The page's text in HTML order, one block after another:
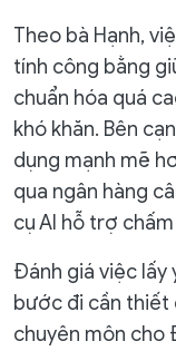
Theo bà Hạnh,
tính công bằng
chuẩn hóa quá
khó khăn. Bên
dụng mạnh mẽ
qua ngân hàng
cụ AI hỗ trợ
Đánh giá việc lấy
bước đi cần thiết
chuyên môn cho